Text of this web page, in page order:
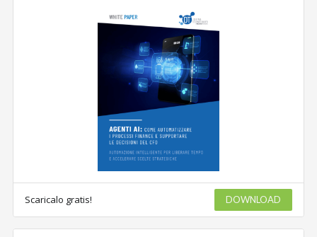
Scaricalo gratis! DOWNLOAD